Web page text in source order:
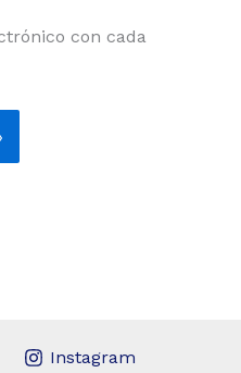
con cada
Instagram